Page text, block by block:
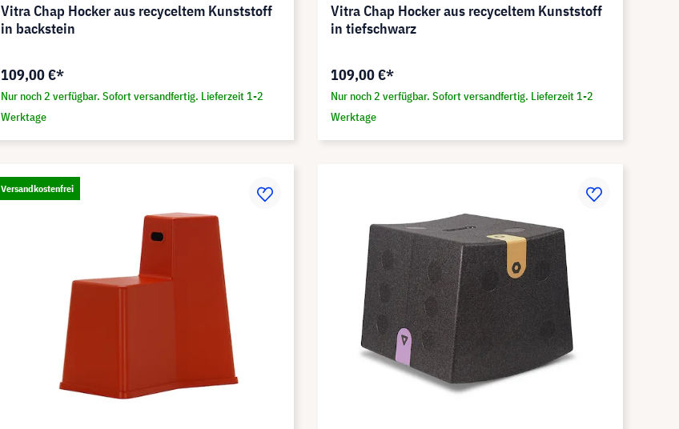
Vitra Chap Hocker aus recyceltem Kunststoff
in backstein
109,00 €*
Nur noch 2 verfügbar. Sofort versandfertig. Lieferzeit 1-2
Werktage
Vitra Chap Hocker aus recyceltem Kunststoff
in tiefschwarz
109,00 €*
Nur noch 2 verfügbar. Sofort versandfertig. Lieferzeit 1-2
Werktage
Versandkostenfrei